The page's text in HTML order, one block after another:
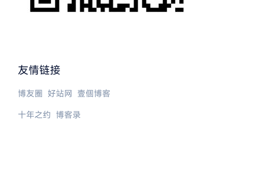
友情链接
博友圈 好站网 壹個博客
十年之约 博客录